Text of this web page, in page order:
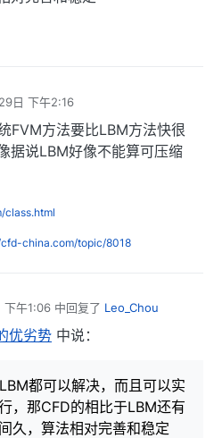
日 下午2:16
FVM方法要比LBM方法快很
据说LBM好像不能算可压缩
class.html
china.com/topic/8018
下午1:06 中回复了 Leo_Chou
优劣势 中说：
都可以解决，而且可以实
，那CFD的相比于LBM还有
久，算法相对完善和稳定